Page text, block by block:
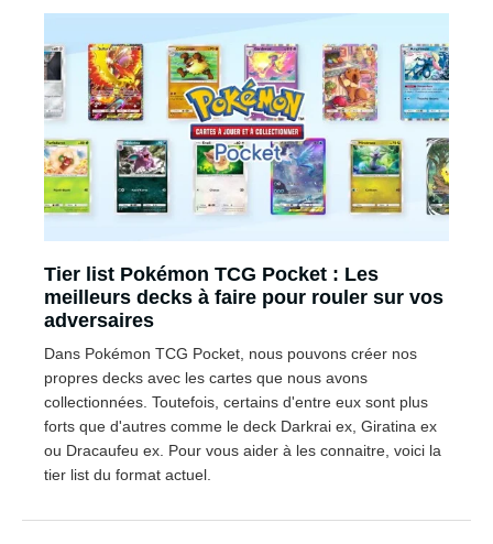
Tier list Pokémon TCG Pocket : Les
meilleurs decks à faire pour rouler sur vos
adversaires
Dans Pokémon TCG Pocket, nous pouvons créer nos
propres decks avec les cartes que nous avons
collectionnées. Toutefois, certains d'entre eux sont plus
forts que d'autres comme le deck Darkrai ex, Giratina ex
ou Dracaufeu ex. Pour vous aider à les connaitre, voici la
tier list du format actuel.